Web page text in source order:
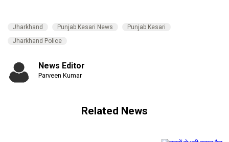
Jharkhand Punjab Kesari News
Punjab Kesari
Jharkhand Police
News Editor
Parveen Kumar
Related News